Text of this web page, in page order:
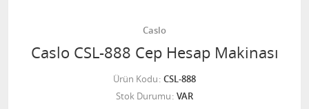
Caslo
Caslo CSL-888 Cep Hesap Makinası
Ürün Kodu CSL-888
Stok Durumu VAR